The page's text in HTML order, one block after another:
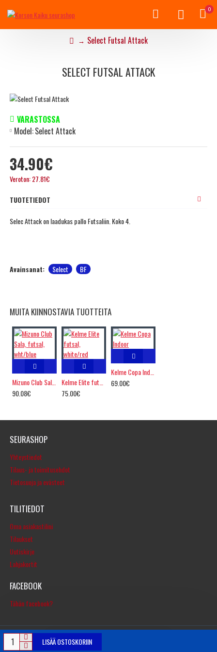
0
Select Futsal Attack
SELECT FUTSAL ATTACK
34.90€
Veroton: 27.81€
VARASTOSSA
Model:Select Attack
LISÄÄ OSTOSKORIIN
TUOTETIEDOT
Selec Attack on laadukas pallo Futsaliin. Koko 4.
Avainsanat: Select BF
MUITA KIINNOSTAVIA TUOTTEITA
90.08€
75.00€
69.00€
SEURASHOP
Yhteystiedot
Tilaus- ja toimitusehdot
Tietosuoja ja evästeet
TILITIEDOT
Oma asiakastilini
Tilaukset
Uutiskirje
Lahjakortit
FACEBOOK
Tähän facebook?
© Copyright 2016